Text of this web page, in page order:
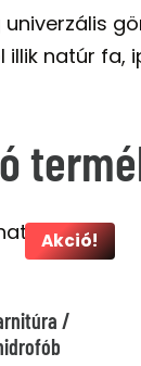
natúr fa,
Akció!
/